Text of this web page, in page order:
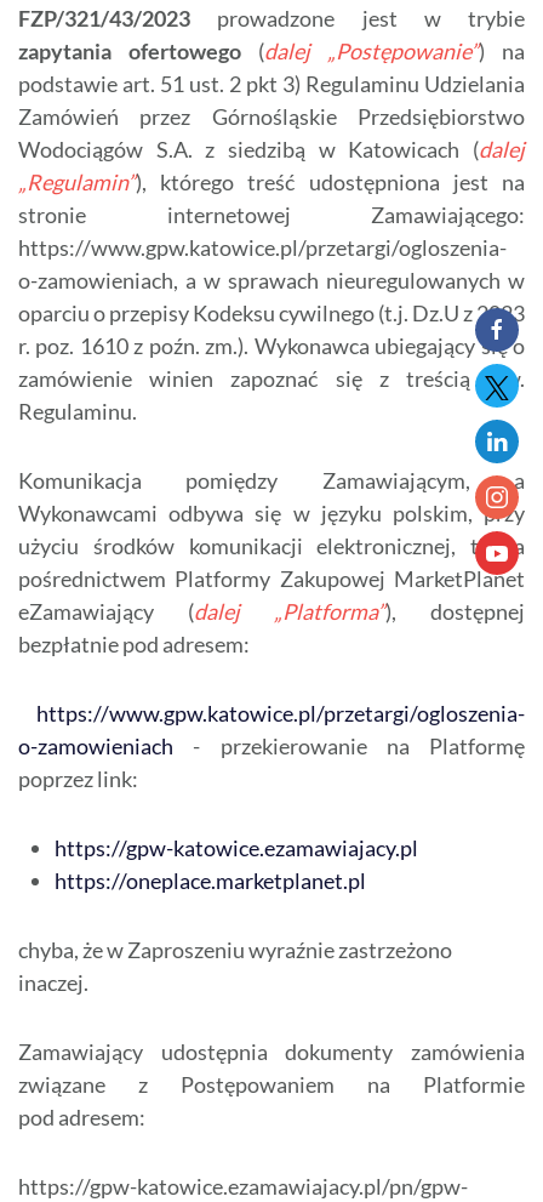
FZP/321/43/2023 prowadzone jest w trybie
zapytania ofertowego (dalej „Postępowanie”) na
podstawie art. 51 ust. 2 pkt 3) Regulaminu Udzielania
Zamówień przez Górnośląskie Przedsiębiorstwo
Wodociągów S.A. z siedzibą w Katowicach (dalej
„Regulamin”), którego treść udostępniona jest na
stronie internetowej Zamawiającego:
https://www.gpw.katowice.pl/przetargi/ogloszenia-
o-zamowieniach, a w sprawach nieuregulowanych w
oparciu o przepisy Kodeksu cywilnego (t.j. Dz.U z 2023
r. poz. 1610 z poźn. zm.). Wykonawca ubiegający się o
zamówienie winien zapoznać się z treścią ww.
Regulaminu.
Komunikacja pomiędzy Zamawiającym, a
Wykonawcami odbywa się w języku polskim, przy
użyciu środków komunikacji elektronicznej, tj. za
pośrednictwem Platformy Zakupowej MarketPlanet
eZamawiający (dalej „Platforma”), dostępnej
bezpłatnie pod adresem:
https://www.gpw.katowice.pl/przetargi/ogloszenia-
o-zamowieniach - przekierowanie na Platformę
poprzez link:
https://gpw-katowice.ezamawiajacy.pl
https://oneplace.marketplanet.pl
chyba, że w Zaproszeniu wyraźnie zastrzeżono
inaczej.
Zamawiający udostępnia dokumenty zamówienia
związane z Postępowaniem na Platformie
pod adresem:
https://gpw-katowice.ezamawiajacy.pl/pn/gpw-